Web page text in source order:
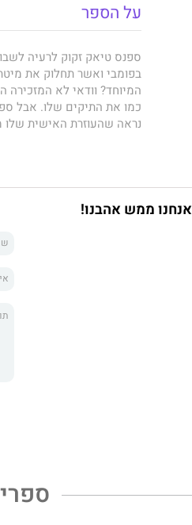
על הספר
ספנס טיאק זקוק לרעיה
בפומבי ואשר תחלוק את
המיוחד? וודאי לא המזכירה
כמו את התיקים שלו. אבל
נראה שהעוזרת האישית
אנחנו ממש אהבנו!